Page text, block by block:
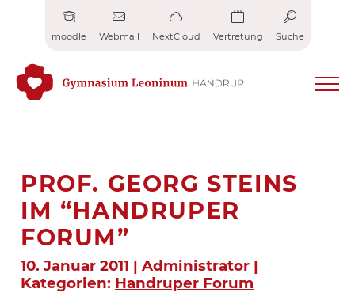
moodle Webmail NextCloud Vertretung Suche
PROF. GEORG STEINS
IM “HANDRUPER
FORUM”
10. Januar 2011 | Administrator |
Kategorien: Handruper Forum